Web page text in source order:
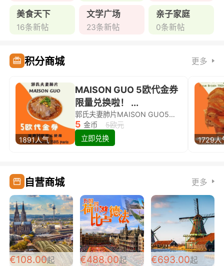
美食天下
16条新帖
文学广场
23条新帖
亲子家庭
0条新帖
积分商城 更多
1891人气
MAISON GUO 5欧代金券
限量兑换啦！ ...
郭氏夫妻肺片MAISON GUO5欧代金券限量兑换啦！
5 金币
5欧元
立即兑换
1729人
自营商城 更多
€108.00起 €488.00起 €693.00起